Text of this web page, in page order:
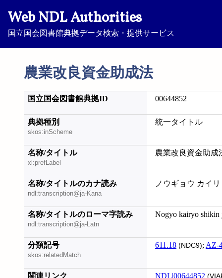
Web NDL Authorities
国立国会図書館典拠データ検索・提供サービス
農業改良資金助成法
国立国会図書館典拠ID 00644852
典拠種別
skos:inScheme
統一タイトル
名称/タイトル
xl:prefLabel
農業改良資金助成
名称/タイトルのカナ読み
ndl:transcription@ja-Kana
ノウギョウ カイ
名称/タイトルのローマ字読み
ndl:transcription@ja-Latn
Nogyo kairyo shikin
分類記号
skos:relatedMatch
611.18 (NDC9); AZ-
関連リンク NDL|00644852